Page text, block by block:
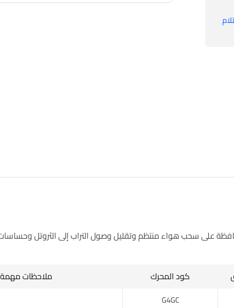
على سحب هواء منتظم وتقليل وصول التراب إلى الثروتل
كود المحرك ملاحظات مهمة
G4GC